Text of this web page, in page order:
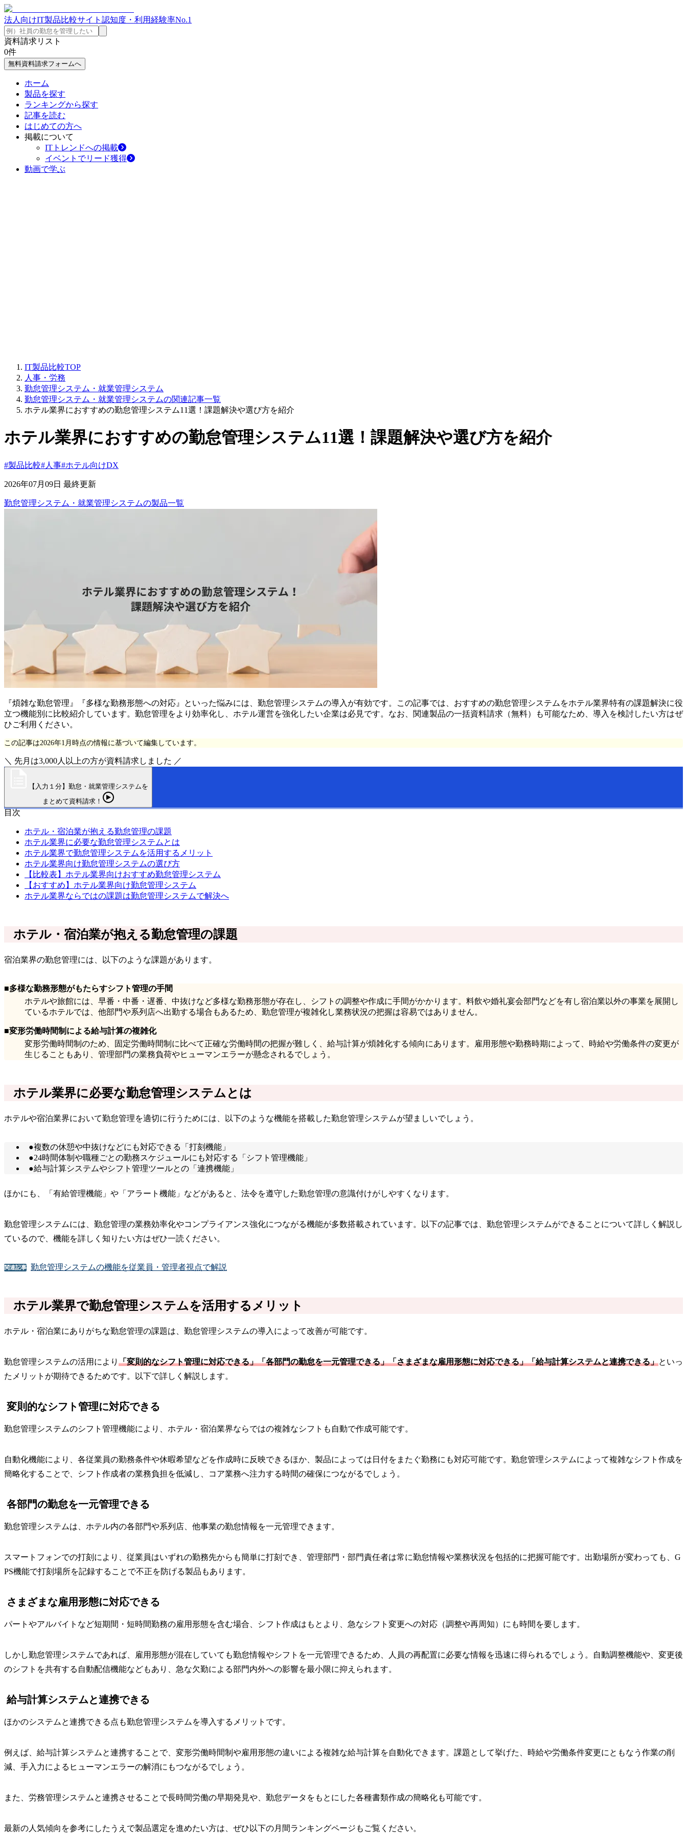
法人向けIT製品比較サイト 認知度・利用経験率No.1
資料請求リスト
0件
無料資料請求フォームへ
ホーム
製品を探す
ランキングから探す
記事を読む
はじめての方へ
掲載について
ITトレンドへの掲載
イベントでリード獲得
動画で学ぶ
IT製品比較TOP
人事・労務
勤怠管理システム・就業管理システム
勤怠管理システム・就業管理システムの関連記事一覧
ホテル業界におすすめの勤怠管理システム11選！課題解決や選び方を紹介
ホテル業界におすすめの勤怠管理システム11選！課題解決や選び方を紹介
#製品比較#人事#ホテル向けDX
2026年07月09日 最終更新
勤怠管理システム・就業管理システムの製品一覧
『煩雑な勤怠管理』『多様な勤務形態への対応』といった悩みには、勤怠管理システムの導入が有効です。この記事では、おすすめの勤怠管理システムをホテル業界特有の課題解決に役
立つ機能別に比較紹介しています。勤怠管理をより効率化し、ホテル運営を強化したい企業は必見です。なお、関連製品の一括資料請求（無料）も可能なため、導入を検討したい方はぜ
ひご利用ください。
この記事は2026年1月時点の情報に基づいて編集しています。
＼ 先月は3,000人以上の方が資料請求しました ／
【入力１分】勤怠・就業管理システムを
まとめて資料請求！
目次
ホテル・宿泊業が抱える勤怠管理の課題
ホテル業界に必要な勤怠管理システムとは
ホテル業界で勤怠管理システムを活用するメリット
ホテル業界向け勤怠管理システムの選び方
【比較表】ホテル業界向けおすすめ勤怠管理システム
【おすすめ】ホテル業界向け勤怠管理システム
ホテル業界ならではの課題は勤怠管理システムで解決へ
ホテル・宿泊業が抱える勤怠管理の課題
宿泊業界の勤怠管理には、以下のような課題があります。
■多様な勤務形態がもたらすシフト管理の手間
ホテルや旅館には、早番・中番・遅番、中抜けなど多様な勤務形態が存在し、シフトの調整や作成に手間がかかります。料飲や婚礼宴会部門などを有し宿泊業以外の事業を展開し
ているホテルでは、他部門や系列店へ出勤する場合もあるため、勤怠管理が複雑化し業務状況の把握は容易ではありません。
■変形労働時間制による給与計算の複雑化
変形労働時間制のため、固定労働時間制に比べて正確な労働時間の把握が難しく、給与計算が煩雑化する傾向にあります。雇用形態や勤務時期によって、時給や労働条件の変更が
生じることもあり、管理部門の業務負荷やヒューマンエラーが懸念されるでしょう。
ホテル業界に必要な勤怠管理システムとは
ホテルや宿泊業界において勤怠管理を適切に行うためには、以下のような機能を搭載した勤怠管理システムが望ましいでしょう。
●複数の休憩や中抜けなどにも対応できる「打刻機能」
●24時間体制や職種ごとの勤務スケジュールにも対応する「シフト管理機能」
●給与計算システムやシフト管理ツールとの「連携機能」
ほかにも、「有給管理機能」や「アラート機能」などがあると、法令を遵守した勤怠管理の意識付けがしやすくなります。
勤怠管理システムには、勤怠管理の業務効率化やコンプライアンス強化につながる機能が多数搭載されています。以下の記事では、勤怠管理システムができることについて詳しく解説し
ているので、機能を詳しく知りたい方はぜひ一読ください。
関連記事 勤怠管理システムの機能を従業員・管理者視点で解説
ホテル業界で勤怠管理システムを活用するメリット
ホテル・宿泊業にありがちな勤怠管理の課題は、勤怠管理システムの導入によって改善が可能です。
勤怠管理システムの活用により 「変則的なシフト管理に対応できる」「各部門の勤怠を一元管理できる」「さまざまな雇用形態に対応できる」「給与計算システムと連携できる」といっ
たメリットが期待できるためです。以下で詳しく解説します。
変則的なシフト管理に対応できる
勤怠管理システムのシフト管理機能により、ホテル・宿泊業界ならではの複雑なシフトも自動で作成可能です。
自動化機能により、各従業員の勤務条件や休暇希望などを作成時に反映できるほか、製品によっては日付をまたぐ勤務にも対応可能です。勤怠管理システムによって複雑なシフト作成を
簡略化することで、シフト作成者の業務負担を低減し、コア業務へ注力する時間の確保につながるでしょう。
各部門の勤怠を一元管理できる
勤怠管理システムは、ホテル内の各部門や系列店、他事業の勤怠情報を一元管理できます。
スマートフォンでの打刻により、従業員はいずれの勤務先からも簡単に打刻でき、管理部門・部門責任者は常に勤怠情報や業務状況を包括的に把握可能です。出勤場所が変わっても、G
PS機能で打刻場所を記録することで不正を防げる製品もあります。
さまざまな雇用形態に対応できる
パートやアルバイトなど短期間・短時間勤務の雇用形態を含む場合、シフト作成はもとより、急なシフト変更への対応（調整や再周知）にも時間を要します。
しかし勤怠管理システムであれば、雇用形態が混在していても勤怠情報やシフトを一元管理できるため、人員の再配置に必要な情報を迅速に得られるでしょう。自動調整機能や、変更後
のシフトを共有する自動配信機能などもあり、急な欠勤による部門内外への影響を最小限に抑えられます。
給与計算システムと連携できる
ほかのシステムと連携できる点も勤怠管理システムを導入するメリットです。
例えば、給与計算システムと連携することで、変形労働時間制や雇用形態の違いによる複雑な給与計算を自動化できます。課題として挙げた、時給や労働条件変更にともなう作業の削
減、手入力によるヒューマンエラーの解消にもつながるでしょう。
また、労務管理システムと連携させることで長時間労働の早期発見や、勤怠データをもとにした各種書類作成の簡略化も可能です。
最新の人気傾向を参考にしたうえで製品選定を進めたい方は、ぜひ以下の月間ランキングページもご覧ください。